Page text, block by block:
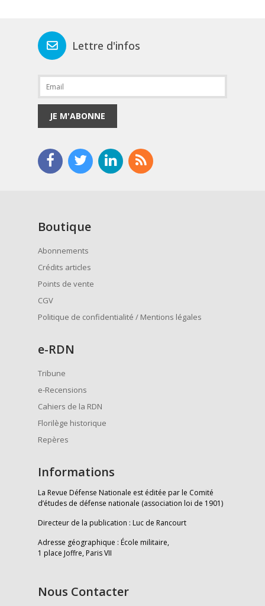
Lettre d'infos
JE M'ABONNE
Boutique
Abonnements
Crédits articles
Points de vente
CGV
Politique de confidentialité / Mentions légales
e-RDN
Tribune
e-Recensions
Cahiers de la RDN
Florilège historique
Repères
Informations
La Revue Défense Nationale est éditée par le Comité
d’études de défense nationale (association loi de 1901)
Directeur de la publication : Luc de Rancourt
Adresse géographique : École militaire,
1 place Joffre, Paris VII
Nous Contacter